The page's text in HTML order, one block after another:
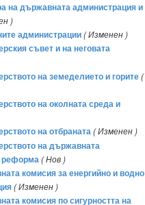
на държавната администрация и
)
администрации( Изменен )
съвет и на неговата
на земеделието и горите(
на околната среда и
на отбраната( Изменен )
на държавната
реформа( Нов )
комисия за енергийно и водно
( Изменен )
комисия по сигурността на